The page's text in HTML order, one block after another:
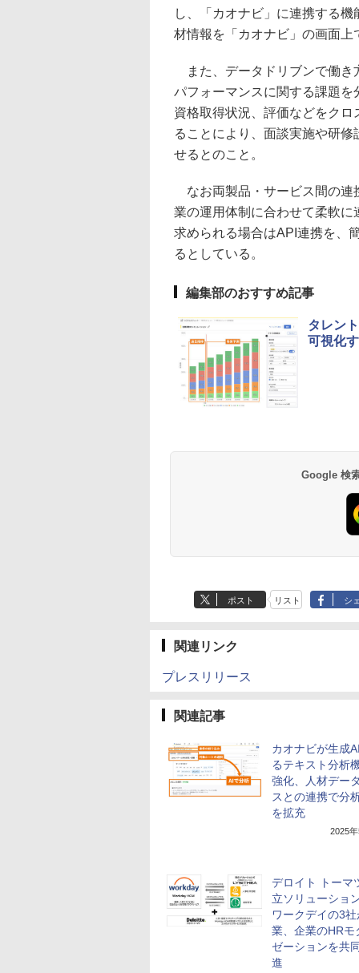
し、「カオナビ」に連携する
材情報を「カオナビ」の画面
また、データドリブンで働き
パフォーマンスに関する課題
資格取得状況、評価などをク
ることにより、面談実施や研
せるとのこと。
なお両製品・サービス間の連
業の運用体制に合わせて柔軟
求められる場合はAPI連携を、
るとしている。
編集部のおすすめ記事
タレン
可視化
Google 検
ポスト リスト シ
関連リンク
プレスリリース
関連記事
カオナビが生成
るテキスト分析
強化、人材デー
スとの連携で分
を拡充
2025
デロイト トーマ
立ソリューショ
ワークデイの3
業、企業のHRモ
ゼーションを共
進